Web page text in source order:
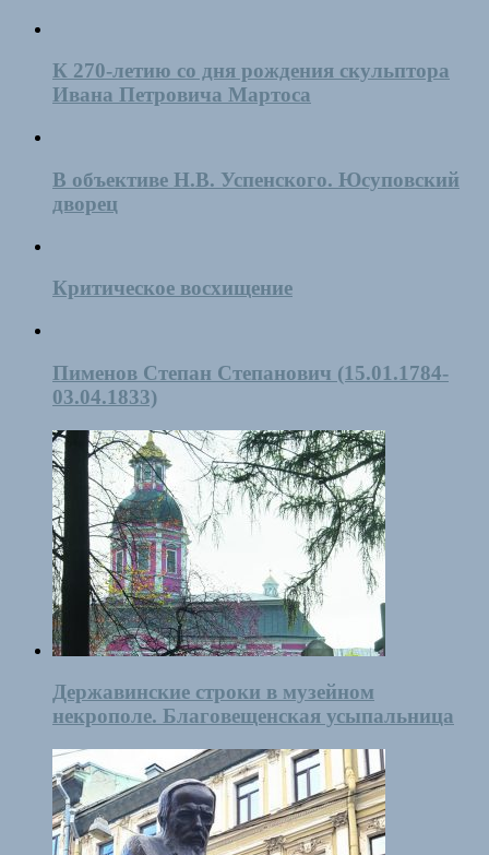
К 270-летию со дня рождения скульптора
Ивана Петровича Мартоса
В объективе Н.В. Успенского. Юсуповский
дворец
Критическое восхищение
Пименов Степан Степанович (15.01.1784-
03.04.1833)
Державинские строки в музейном
некрополе. Благовещенская усыпальница